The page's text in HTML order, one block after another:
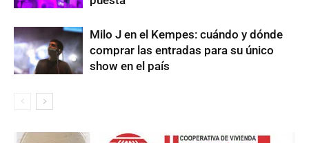
Milo J en el Kempes: cuándo y dónde
comprar las entradas para su único
show en el país